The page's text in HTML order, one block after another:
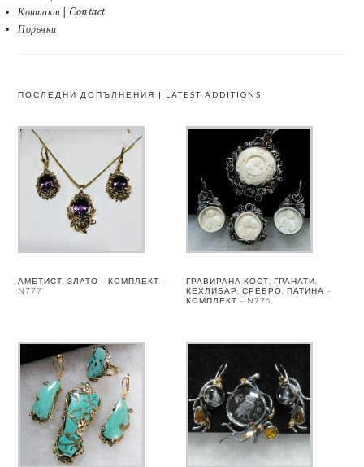
Контакт | Contact
Поръчки
ПОСЛЕДНИ ДОПЪЛНЕНИЯ | LATEST ADDITIONS
АМЕТИСТ, ЗЛАТО – КОМПЛЕКТ –
N777
ГРАВИРАНА КОСТ, ГРАНАТИ,
КЕХЛИБАР, СРЕБРО, ПАТИНА –
КОМПЛЕКТ – N776